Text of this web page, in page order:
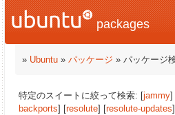
packages
» Ubuntu » パッケージ » パッケージ
特定のスイートに絞って検索: [jammy]
backports] [resolute] [resolute-updates